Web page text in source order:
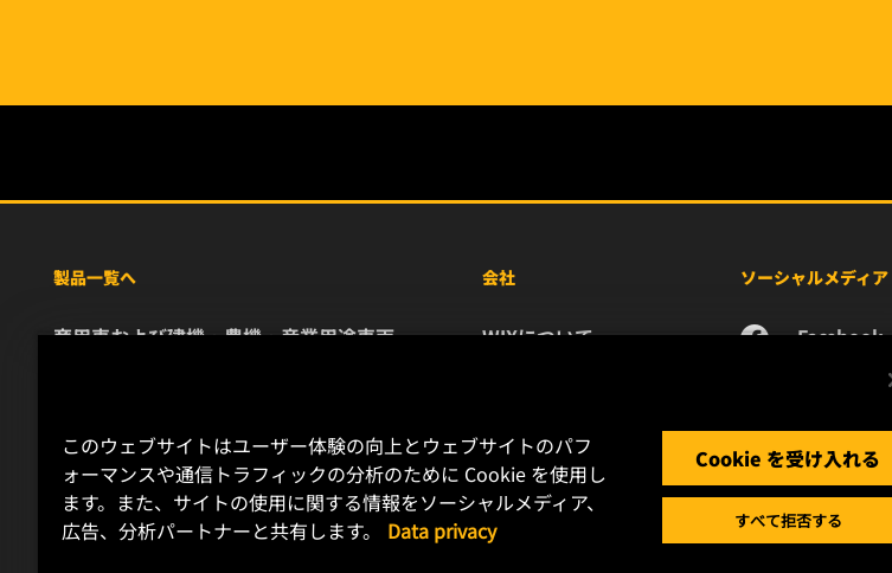
製品一覧へ
商用車および建機・農機・産業用途車両
レース用製品
会社
WIXについて
キャリア
データプライバシー
リーガルノーティス
ソーシャルメディア
Facebook
Instagram
YouTube
このウェブサイトはユーザー体験の向上とウェブサイトのパフ
ォーマンスや通信トラフィックの分析のために Cookie を使用し
ます。また、サイトの使用に関する情報をソーシャルメディア、
広告、分析パートナーと共有します。
Data privacy
Cookie を受け入れる
すべて拒否する